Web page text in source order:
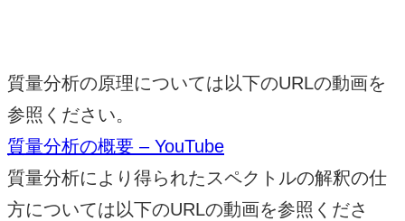
質量分析の原理については以下のURLの動画を
参照ください。
質量分析の概要 – YouTube
質量分析により得られたスペクトルの解釈の仕
方については以下のURLの動画を参照くださ